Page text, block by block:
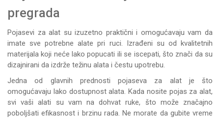
pregrada
Pojasevi za alat su izuzetno praktični i omogućavaju vam da
imate sve potrebne alate pri ruci. Izrađeni su od kvalitetnih
materijala koji neće lako popucati ili se iscepati, što znači da su
dizajnirani da izdrže težinu alata i čestu upotrebu.
Jedna od glavnih prednosti pojaseva za alat je što
omogućavaju lako dostupnost alata. Kada nosite pojas za alat,
svi vaši alati su vam na dohvat ruke, što može značajno
poboljšati efikasnost i brzinu rada. Ne morate da gubite vreme